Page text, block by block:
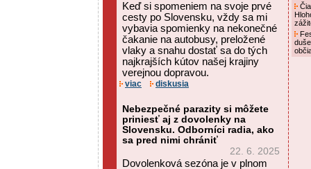
Keď si spomeniem na svoje prvé
cesty po Slovensku, vždy sa mi
vybavia spomienky na nekonečné
čakanie na autobusy, preložené
vlaky a snahu dostať sa do tých
najkrajších kútov našej krajiny
verejnou dopravou.
viac diskusia
Nebezpečné parazity si môžete
priniesť aj z dovolenky na
Slovensku. Odborníci radia, ako
sa pred nimi chrániť
22. 6. 2025
Dovolenková sezóna je v plnom